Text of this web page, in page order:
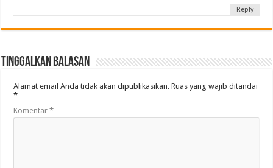
Reply
Tinggalkan Balasan
Alamat email Anda tidak akan dipublikasikan. Ruas yang wajib ditandai
*
Komentar*